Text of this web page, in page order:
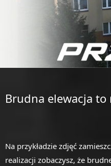
Brudna elewacja to
Na przykładzie zdjęć
realizacji zobaczysz, że